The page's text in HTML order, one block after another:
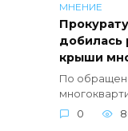
МНЕНИЕ
добилась
крыши
По
0